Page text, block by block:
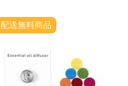
配送無料商品